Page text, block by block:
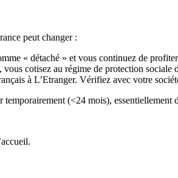
peut changer :
« détaché » et vous continuez de
cotisez au régime de protection
à L’Etranger. Vérifiez avec votre
(<24 mois), essentiellement